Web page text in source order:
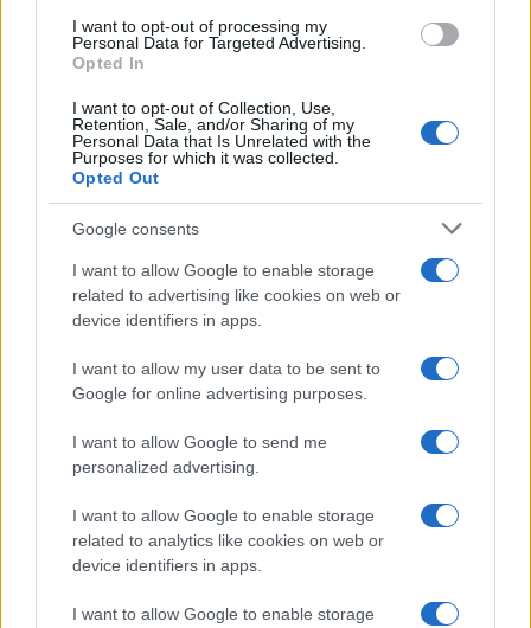
I want to opt-out of processing my
Personal Data for Targeted Advertising.
Opted In
I want to opt-out of Collection, Use,
Retention, Sale, and/or Sharing of my
Personal Data that Is Unrelated with the
Purposes for which it was collected.
Opted Out
Google consents
I want to allow Google to enable storage
related to advertising like cookies on web or
device identifiers in apps.
I want to allow my user data to be sent to
Google for online advertising purposes.
I want to allow Google to send me
personalized advertising.
I want to allow Google to enable storage
related to analytics like cookies on web or
device identifiers in apps.
I want to allow Google to enable storage
diventa da quel momento ilresponsabile delle
vittorie elettorali di Putino, detto in altri
all’estero, garantendo la partecipazione e le
maggioranze necessarie. Il 77 per cento ottenuto
da Putin alle presidenziali del 2018 lo consacra
come regista della rappresentazione
Ma agli occhi della nomenklatura
Vladislav
Surkovpassa alla storia come l’autore
democrazia sovrana(un eufemismo per indicare un
regime sempre più autoritario), lui viene ricordato
soprattutto per la scuola di formazione dei
governatori regionali e per il coordinamento di
una campagna nazionale
infrastrutture, presto finita nel dimenticatoio.